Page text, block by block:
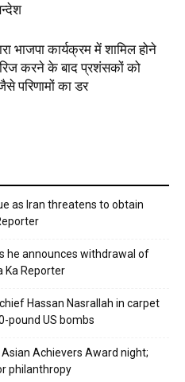
भाजपा कार्यक्रम में शामिल होने
करने के बाद प्रशंसकों को
परिणामों का डर
as Iran threatens to obtain
he announces withdrawal of
Ka Reporter
Hassan Nasrallah in carpet
pound US bombs
Achievers Award night;
philanthropy